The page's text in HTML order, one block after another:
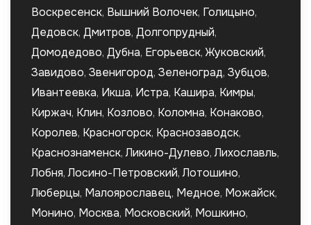
Воскресенск, Вышний Волочек, Голицыно,
Дедовск, Дмитров, Долгопрудный,
Домодедово, Дубна, Егорьевск, Жуковский,
Завидово, Звенигород, Зеленоград, Зубцов,
Ивантеевка, Икша, Истра, Кашира, Кимры,
Киржач, Клин, Козлово, Коломна, Конаково,
Королев, Красногорск, Краснозаводск,
Краснознаменск,Ликино-Дулево,Лихославль,
Лобня,Лосино-Петровский,Лотошино,
Люберцы, Малоярославец, Медное, Можайск,
Монино, Москва, Московский, Мошкино,